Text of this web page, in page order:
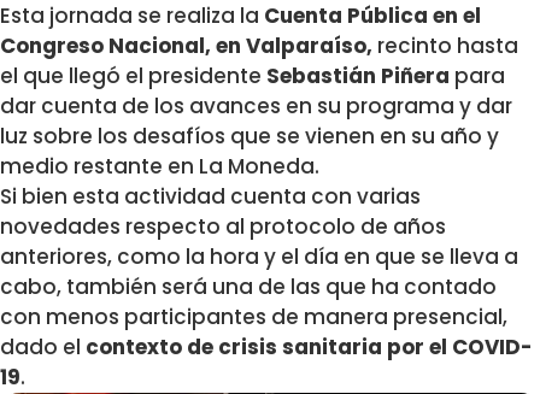
Esta jornada se realiza la Cuenta Pública en el
Congreso Nacional, en Valparaíso, recinto hasta
el que llegó el presidente Sebastián Piñera para
dar cuenta de los avances en su programa y dar
luz sobre los desafíos que se vienen en su año y
medio restante en La Moneda.
Si bien esta actividad cuenta con varias
novedades respecto al protocolo de años
anteriores, como la hora y el día en que se lleva a
cabo, también será una de las que ha contado
con menos participantes de manera presencial,
dado el contexto de crisis sanitaria por el COVID-
19.